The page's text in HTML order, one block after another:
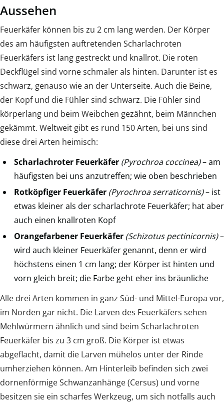
Aussehen
Feuerkäfer können bis zu 2 cm lang werden. Der Körper
des am häufigsten auftretenden Scharlachroten
Feuerkäfers ist lang gestreckt und knallrot. Die roten
Deckflügel sind vorne schmaler als hinten. Darunter ist es
schwarz, genauso wie an der Unterseite. Auch die Beine,
der Kopf und die Fühler sind schwarz. Die Fühler sind
körperlang und beim Weibchen gezähnt, beim Männchen
gekämmt. Weltweit gibt es rund 150 Arten, bei uns sind
diese drei Arten heimisch:
Scharlachroter Feuerkäfer (Pyrochroa coccinea)– am
häufigsten bei uns anzutreffen; wie oben beschrieben
Rotköpfiger Feuerkäfer (Pyrochroa serraticornis)– ist
etwas kleiner als der scharlachrote Feuerkäfer; hat aber
auch einen knallroten Kopf
Orangefarbener Feuerkäfer (Schizotus pectinicornis)–
wird auch kleiner Feuerkäfer genannt, denn er wird
höchstens einen 1 cm lang; der Körper ist hinten und
vorn gleich breit; die Farbe geht eher ins bräunliche
Alle drei Arten kommen in ganz Süd- und Mittel-Europa vor,
im Norden gar nicht. Die Larven des Feuerkäfers sehen
Mehlwürmern ähnlich und sind beim Scharlachroten
Feuerkäfer bis zu 3 cm groß. Die Körper ist etwas
abgeflacht, damit die Larven mühelos unter der Rinde
umherziehen können. Am Hinterleib befinden sich zwei
dornenförmige Schwanzanhänge (Cersus) und vorne
besitzen sie ein scharfes Werkzeug, um sich notfalls auch